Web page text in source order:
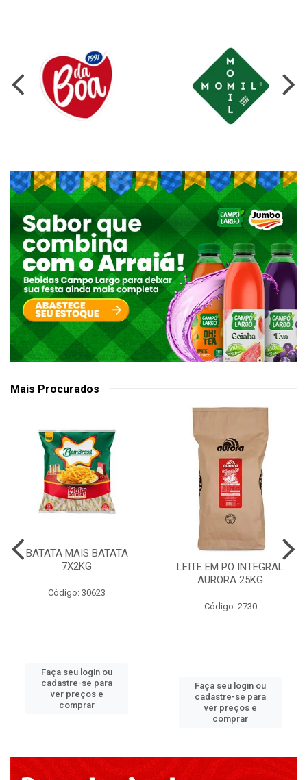
Mais Procurados
BATATA MAIS BATATA
7X2KG
Código: 30623
Faça seu login ou
cadastre-se para
ver preços e
comprar
LEITE EM PO INTEGRAL
AURORA 25KG
Código: 2730
Faça seu login ou
cadastre-se para
ver preços e
comprar